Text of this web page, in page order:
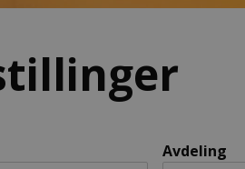
Avdeling